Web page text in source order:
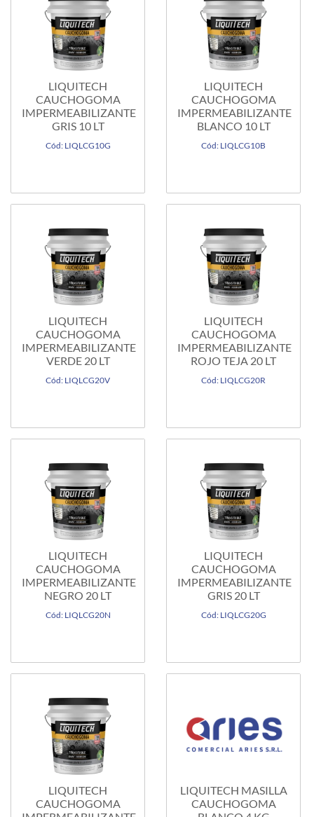
LIQUITECH
CAUCHOGOMA
IMPERMEABILIZANTE
GRIS 10 LT
Cód: LIQLCG10G
LIQUITECH
CAUCHOGOMA
IMPERMEABILIZANTE
BLANCO 10 LT
Cód: LIQLCG10B
LIQUITECH
CAUCHOGOMA
IMPERMEABILIZANTE
VERDE 20 LT
Cód: LIQLCG20V
LIQUITECH
CAUCHOGOMA
IMPERMEABILIZANTE
ROJO TEJA 20 LT
Cód: LIQLCG20R
LIQUITECH
CAUCHOGOMA
IMPERMEABILIZANTE
NEGRO 20 LT
Cód: LIQLCG20N
LIQUITECH
CAUCHOGOMA
IMPERMEABILIZANTE
GRIS 20 LT
Cód: LIQLCG20G
LIQUITECH
CAUCHOGOMA
LIQUITECH MASILLA
CAUCHOGOMA